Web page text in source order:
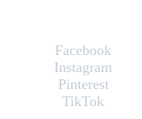
Facebook
Instagram
Pinterest
TikTok